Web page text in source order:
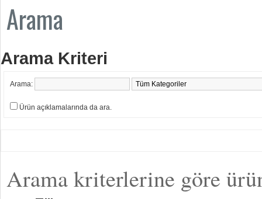
Arama
Arama Kriteri
Arama:
Ürün açıklamalarında da ara.
Arama kriterlerine göre